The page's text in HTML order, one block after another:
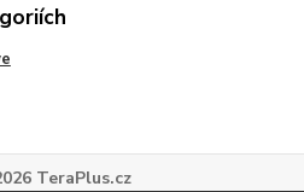
TeraPlus.cz